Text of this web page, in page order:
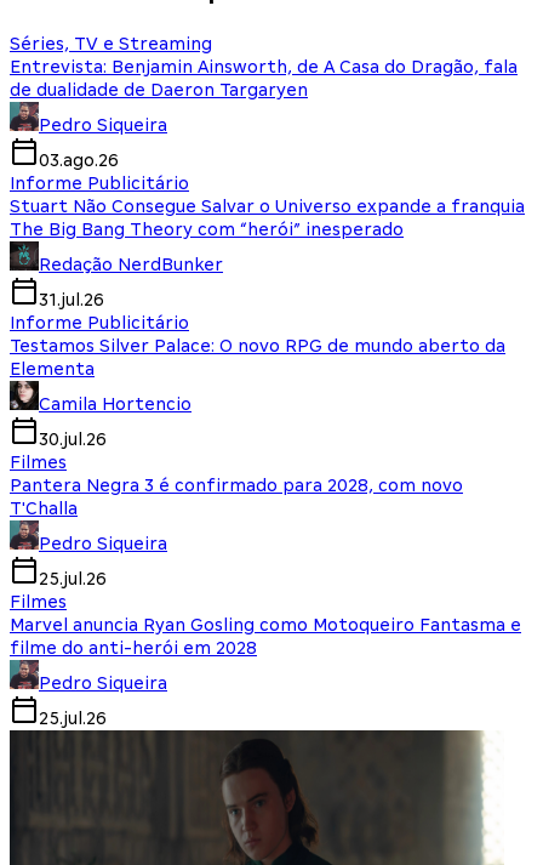
Séries, TV e Streaming
Entrevista: Benjamin Ainsworth, de A Casa do Dragão, fala
de dualidade de Daeron Targaryen
Pedro Siqueira
03.ago.26
Informe Publicitário
Stuart Não Consegue Salvar o Universo expande a franquia
The Big Bang Theory com “herói” inesperado
Redação NerdBunker
31.jul.26
Informe Publicitário
Testamos Silver Palace: O novo RPG de mundo aberto da
Elementa
Camila Hortencio
30.jul.26
Filmes
Pantera Negra 3 é confirmado para 2028, com novo
T'Challa
Pedro Siqueira
25.jul.26
Filmes
Marvel anuncia Ryan Gosling como Motoqueiro Fantasma e
filme do anti-herói em 2028
Pedro Siqueira
25.jul.26